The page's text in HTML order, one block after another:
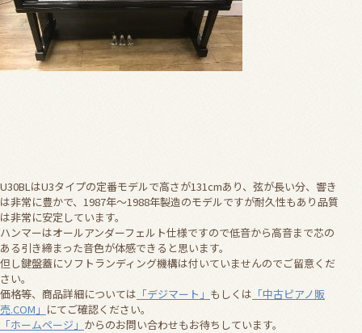
U30BLはU3タイプの定番モデルで高さが131cmあり、弦が長い分、響き
は非常に豊かで、1987年～1988年製造のモデルですが耐久性もあり品質
は非常に安定しています。
ハンマーはオールアンダーフェルト仕様ですので低音から高音まで芯の
ある引き締まった音色が体感できると思います。
但し鍵盤蓋にソフトランディング機構は付いていませんのでご留意くだ
さい。
価格等、商品詳細については 「デジマート」 もしくは 「中古ピアノ販
売.COM」 にてご確認ください。
「ホームページ」 からのお問い合わせもお待ちしています。